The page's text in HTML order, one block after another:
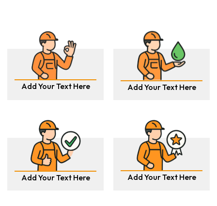
Add Your Text Here Add Your Text Here
Add Your Text Here Add Your Text Here